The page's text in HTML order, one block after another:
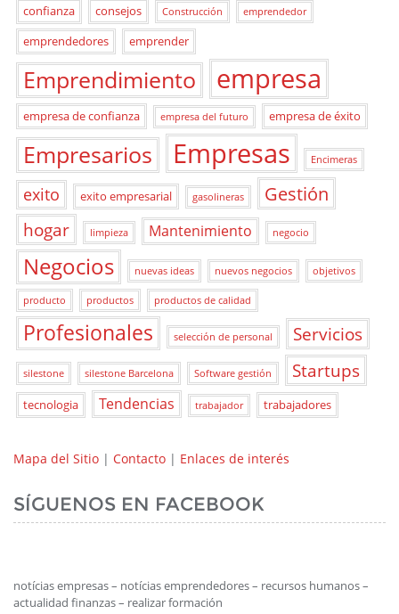
confianza consejos Construcción emprendedor
emprendedores emprender
Emprendimiento empresa
empresa de confianza empresa del futuro empresa de éxito
Empresarios Empresas Encimeras
exito exito empresarial gasolineras Gestión
hogar limpieza Mantenimiento negocio
Negocios nuevas ideas nuevos negocios objetivos
producto productos productos de calidad
Profesionales selección de personal Servicios
silestone silestone Barcelona Software gestión Startups
tecnologia Tendencias trabajador trabajadores
Mapa del Sitio | Contacto | Enlaces de interés
SÍGUENOS EN FACEBOOK
notícias empresas – notícias emprendedores – recursos humanos –
actualidad finanzas – realizar formación